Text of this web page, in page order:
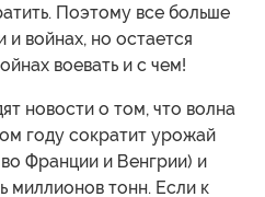
Поэтому все больше
войнах, но остается
воевать и с чем!
новости о том, что волна
году сократит урожай
Франции и Венгрии) и
миллионов тонн. Если к